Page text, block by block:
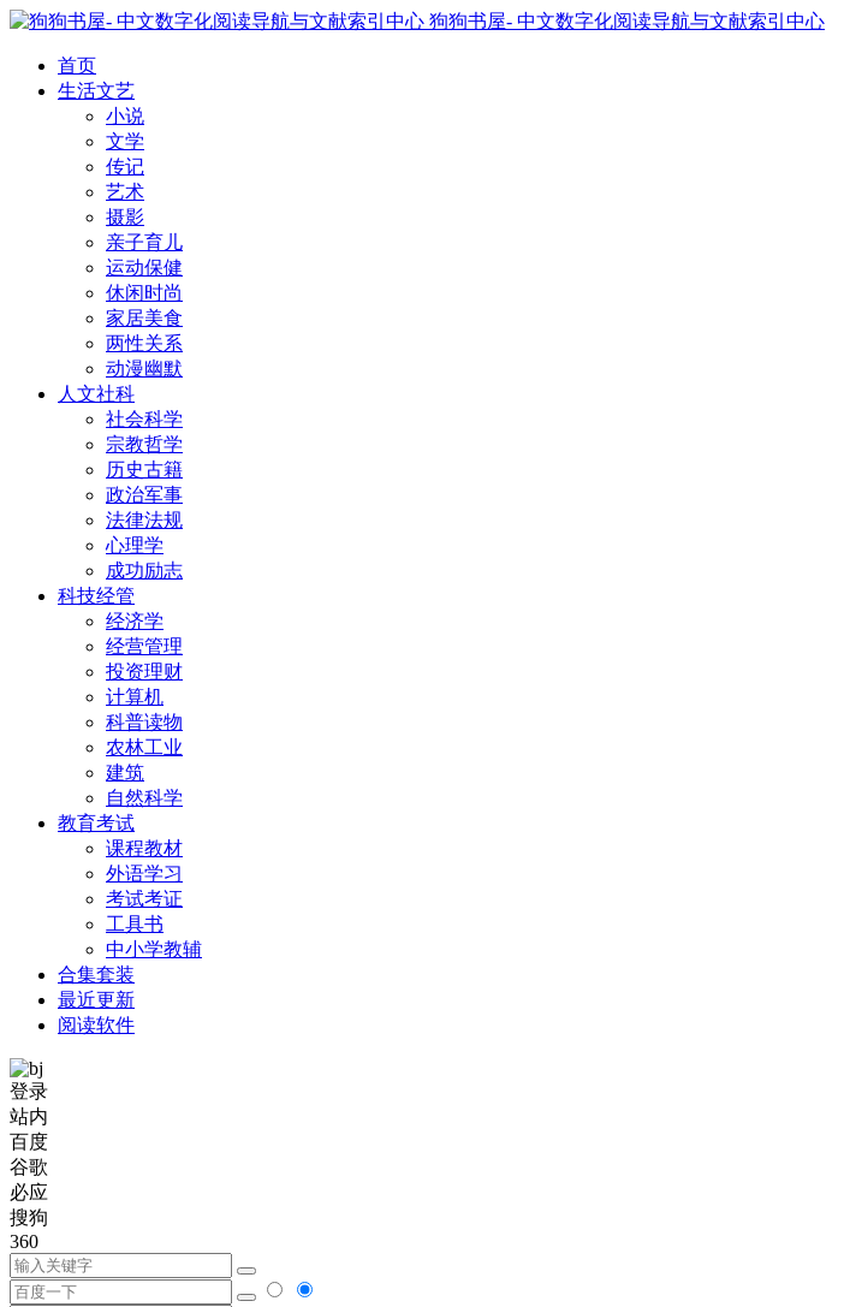
狗狗书屋- 中文数字化阅读导航与文献索引中心
首页
生活文艺
小说
文学
传记
艺术
摄影
亲子育儿
运动保健
休闲时尚
家居美食
两性关系
动漫幽默
人文社科
社会科学
宗教哲学
历史古籍
政治军事
法律法规
心理学
成功励志
科技经管
经济学
经营管理
投资理财
计算机
科普读物
农林工业
建筑
自然科学
教育考试
课程教材
外语学习
考试考证
工具书
中小学教辅
合集套装
最近更新
阅读软件
登录
站内
百度
谷歌
必应
搜狗
360